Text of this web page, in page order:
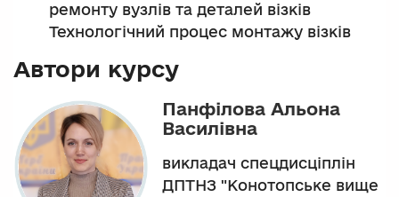
ремонту вузлів та деталей візків
Технологічний процес монтажу візків
Автори курсу
Панфілова Альона
Василівна
викладач спецдисціплін
ДПТНЗ "Конотопське вище